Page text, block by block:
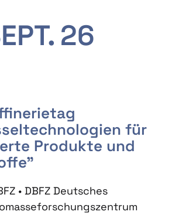
26
für
Produkte und
• DBFZ Deutsches